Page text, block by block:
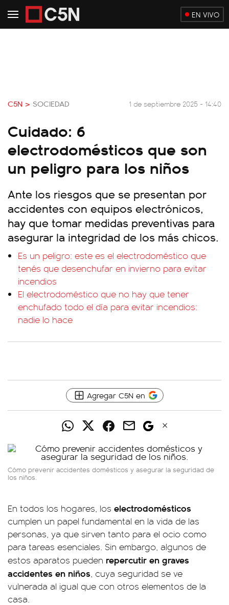
EN VIVO
C5N > SOCIEDAD 1 de septiembre 2025 - 14:40
Cuidado: 6
electrodomésticos que son
un peligro para los niños
Ante los riesgos que se presentan por
accidentes con equipos electrónicos,
hay que tomar medidas preventivas para
asegurar la integridad de los más chicos.
Es un peligro: este es el electrodoméstico que
tenés que desenchufar en invierno para evitar
incendios
El electrodoméstico que no hay que tener
enchufado todo el día para evitar incendios:
nadie lo hace
Agregar C5N en
Cómo prevenir accidentes domésticos y asegurar la seguridad de
los niños.
En todos los hogares, los electrodomésticos
cumplen un papel fundamental en la vida de las
personas, ya que sirven tanto para el ocio como
para tareas esenciales. Sin embargo, algunos de
estos aparatos pueden repercutir en graves
accidentes en niños, cuya seguridad se ve
vulnerada al igual que con otros elementos de la
casa.